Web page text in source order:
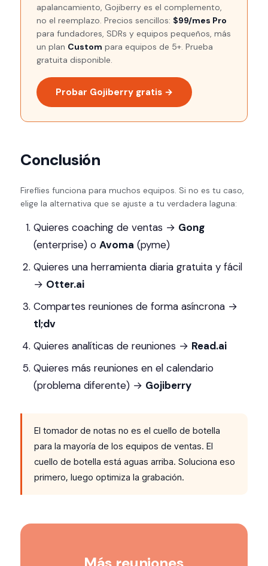
apalancamiento, Gojiberry es el complemento,
no el reemplazo. Precios sencillos: $99/mes Pro
para fundadores, SDRs y equipos pequeños, más
un plan Custom para equipos de 5+. Prueba
gratuita disponible.
Probar Gojiberry gratis →
Conclusión
Fireflies funciona para muchos equipos. Si no es tu caso,
elige la alternativa que se ajuste a tu verdadera laguna:
Quieres coaching de ventas → Gong
(enterprise) o Avoma (pyme)
Quieres una herramienta diaria gratuita y fácil
→ Otter.ai
Compartes reuniones de forma asíncrona →
tl;dv
Quieres analíticas de reuniones → Read.ai
Quieres más reuniones en el calendario
(problema diferente) → Gojiberry
El tomador de notas no es el cuello de botella
para la mayoría de los equipos de ventas. El
cuello de botella está aguas arriba. Soluciona eso
primero, luego optimiza la grabación.